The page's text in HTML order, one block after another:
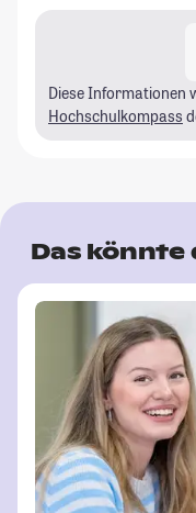
Diese Informationen
Hochschulkompass
Das